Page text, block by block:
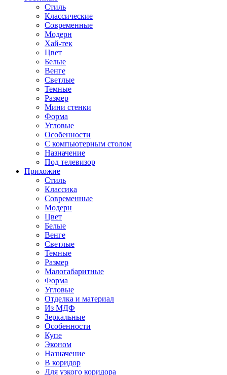
Стиль
Классические
Современные
Модерн
Хай-тек
Цвет
Белые
Венге
Светлые
Темные
Размер
Мини стенки
Форма
Угловые
Особенности
С компьютерным столом
Назначение
Под телевизор
Прихожие
Стиль
Классика
Современные
Модерн
Цвет
Белые
Венге
Светлые
Темные
Размер
Малогабаритные
Форма
Угловые
Отделка и материал
Из МДФ
Зеркальные
Особенности
Купе
Эконом
Назначение
В коридор
Для узкого коридора